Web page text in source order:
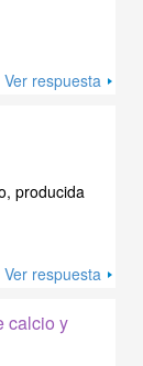
Ver respuesta
producida
Ver respuesta
calcio y